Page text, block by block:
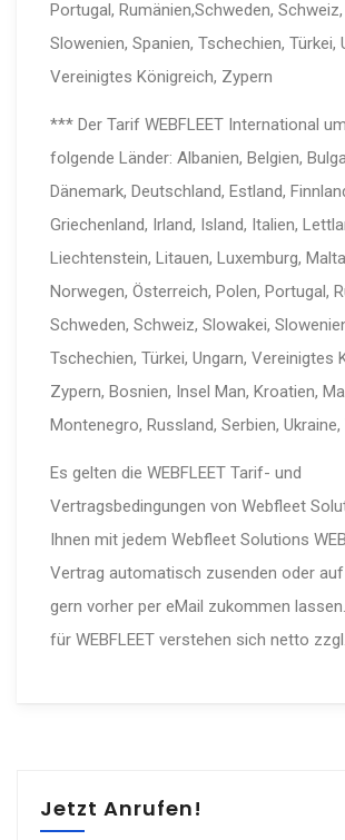
Portugal, Rumänien,Schweden,
Slowenien, Spanien, Tschechien, Türkei,
Vereinigtes Königreich, Zypern
*** Der Tarif WEBFLEET International
folgende Länder: Albanien, Belgien,
Dänemark, Deutschland, Estland,
Griechenland, Irland, Island, Italien,
Liechtenstein, Litauen, Luxemburg,
Norwegen, Österreich, Polen, Portugal,
Schweden, Schweiz, Slowakei,
Tschechien, Türkei, Ungarn, Vereinigtes
Zypern, Bosnien, Insel Man, Kroatien,
Montenegro, Russland, Serbien,
Es gelten die WEBFLEET Tarif- und
Vertragsbedingungen von Webfleet
Ihnen mit jedem Webfleet Solutions
Vertrag automatisch zusenden oder
gern vorher per eMail zukommen
für WEBFLEET verstehen sich netto
Jetzt Anrufen!